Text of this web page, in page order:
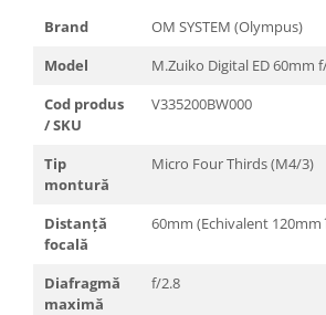
Brand
OM SYSTEM (Olympus)
Model
M.Zuiko Digital ED 60mm
Cod produs
/ SKU
V335200BW000
Tip
montură
Micro Four Thirds (M4/3)
Distanță
focală
60mm (Echivalent
Diafragmă
maximă
f/2.8